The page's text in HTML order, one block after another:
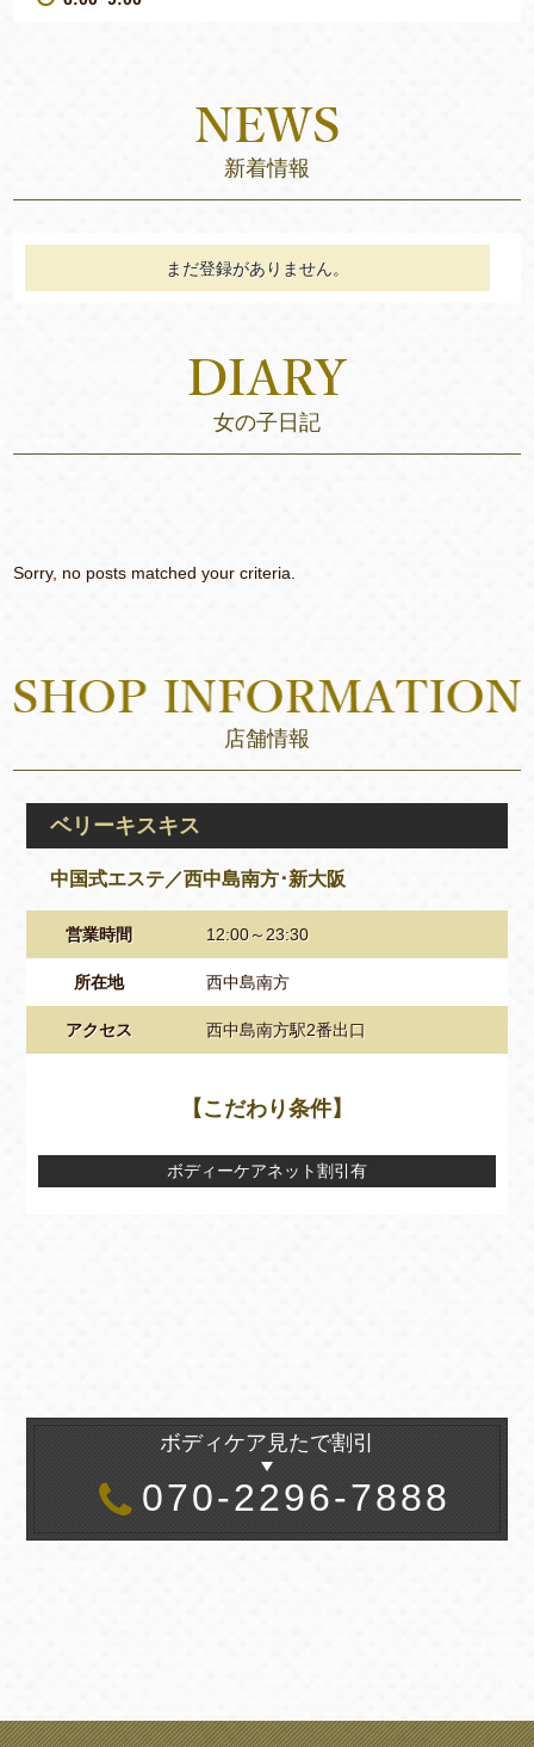
新着情報
まだ登録がありません。
女の子日記
Sorry, no posts matched your criteria.
店舗情報
ベリーキスキス
中国式エステ／西中島南方･新大阪
営業時間 12:00～23:30
所在地 西中島南方
アクセス 西中島南方駅2番出口
【こだわり条件】
ボディーケアネット割引有
ボディケア見たで割引
070-2296-7888